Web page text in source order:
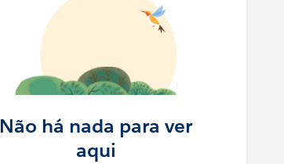
Não há nada para ver
aqui